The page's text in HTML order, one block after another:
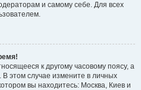
и самому себе. Для всех
к другому часовому поясу, а
В этом случае измените в личных
вы находитесь: Москва, Киев и